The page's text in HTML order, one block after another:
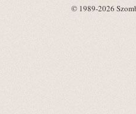
© 1989-2026